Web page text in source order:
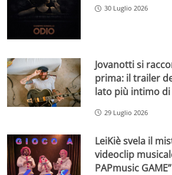
30 Luglio 2026
Jovanotti si
prima: il trailer
lato più intimo
29 Luglio 2026
LeiKiè svela il
videoclip
PAPmusic GAME”